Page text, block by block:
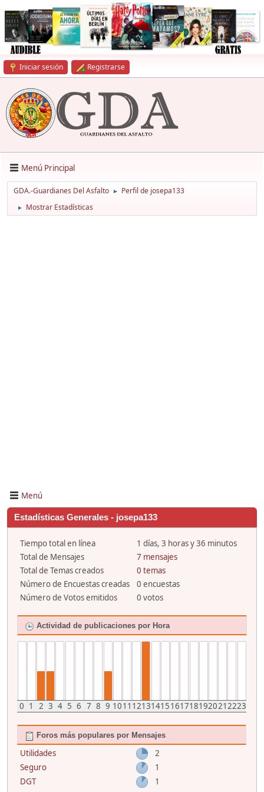
Iniciar sesión Registrarse
Menú Principal
GDA.-Guardianes Del Asfalto ► Perfil de josepa133
► Mostrar Estadísticas
Menú
Estadísticas Generales - josepa133
Tiempo total en línea
1 días, 3 horas y 36 minutos
Total de Mensajes
7 mensajes
Total de Temas creados
0 temas
Número de Encuestas creadas
0 encuestas
Número de Votos emitidos
0 votos
Actividad de publicaciones por Hora
0 1 2 3 4 5 6 7 8 9 1011 121314151617181920212223
Foros más populares por Mensajes
Utilidades
2
Seguro
1
DGT
1